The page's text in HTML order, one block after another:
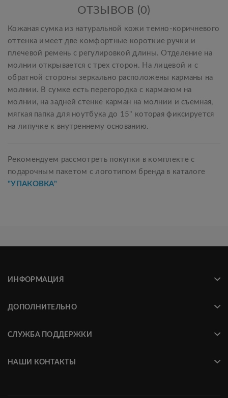
ОТЗЫВОВ (0)
Кожаная сумка из натуральной кожи темно-коричневого
оттенка имеет две комфортные короткие ручки и
плечевой ремень с регулировкой длины. Отделение на
молнии открывается с трех сторон. На лицевой и с
обратной стороны зеркально расположены карманы на
молнии. В сумке есть перегородка с карманом на
молнии, на задней стенке карман на молнии и съемная,
мягкая папка для ноутбука до 15" которая фиксируется
на липучке к внутреннему основанию.
Рекомендуем рассмотреть покупки в комплекте с
подарочным пакетом с логотипом бренда в каталоге
"УПАКОВКА"
ИНФОРМАЦИЯ
ДОПОЛНИТЕЛЬНО
СЛУЖБА ПОДДЕРЖКИ
НАШИ КОНТАКТЫ